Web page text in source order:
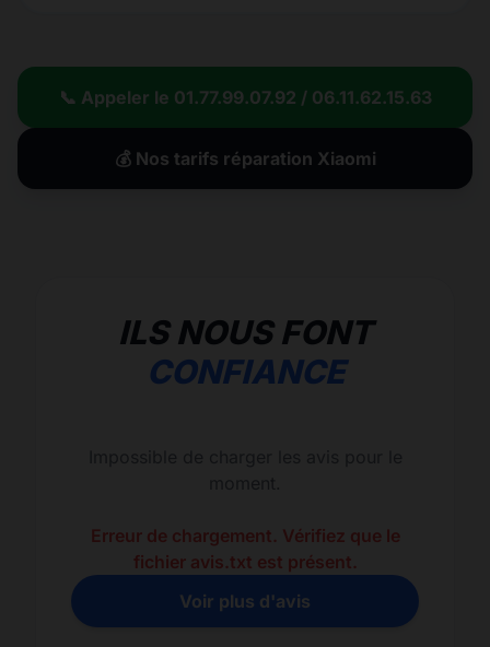
📞 Appeler le 01.77.99.07.92 / 06.11.62.15.63
💰 Nos tarifs réparation Xiaomi
ILS NOUS FONT
CONFIANCE
Erreur de chargement. Vérifiez que le
fichier avis.txt est présent.
Voir plus d'avis